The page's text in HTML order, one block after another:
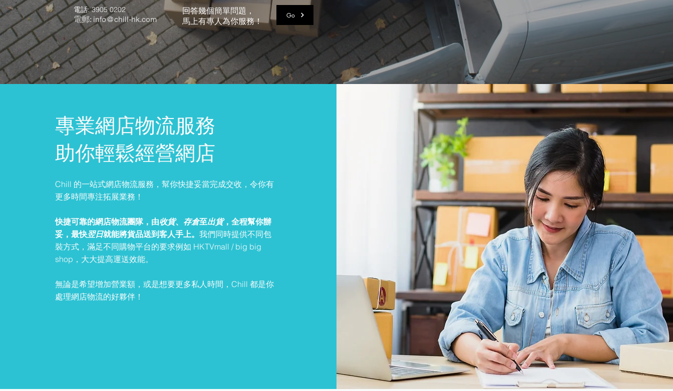
電話:3905 0202
電郵: info@chill-hk.com
回答幾個簡單問題，
馬上有專人為你服務！
Go
專業網店物流服務
助你輕鬆經營網店
Chill 的一站式網店物流服務，幫你快捷妥當完成交收，令你有
更多時間專注拓展業務！
快捷可靠的網店物流團隊， 由收貨、 存倉至出貨，全程幫你辦
妥，最快翌日就能將貨品送到客人手上。 我們同時提供不同包
裝方式，滿足不同購物平台的要求例如 HKTVmall / big big
shop，大大提高運送效能。
無論是希望增加營業額，或是想要更多私人時間，Chill 都是你
處理網店物流的好夥伴！